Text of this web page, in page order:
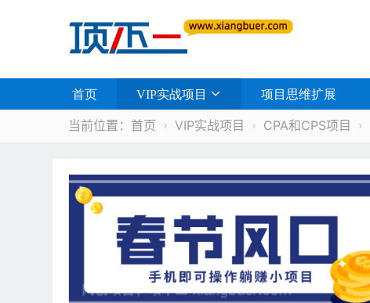
首页 VIP实战项目 项目思维扩展
当前位置： 首页  VIP实战项目  CPA和CPS项目 